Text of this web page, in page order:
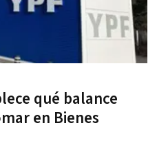
qué balance
en Bienes